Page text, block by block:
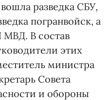
разведка СБУ,
погранвойск, а
МВД. В состав
этих
министра
Совета
и обороны